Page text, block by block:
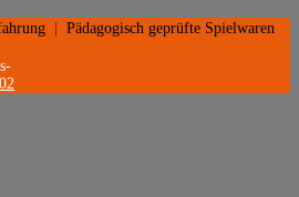
Pädagogisch geprüfte Spielwaren